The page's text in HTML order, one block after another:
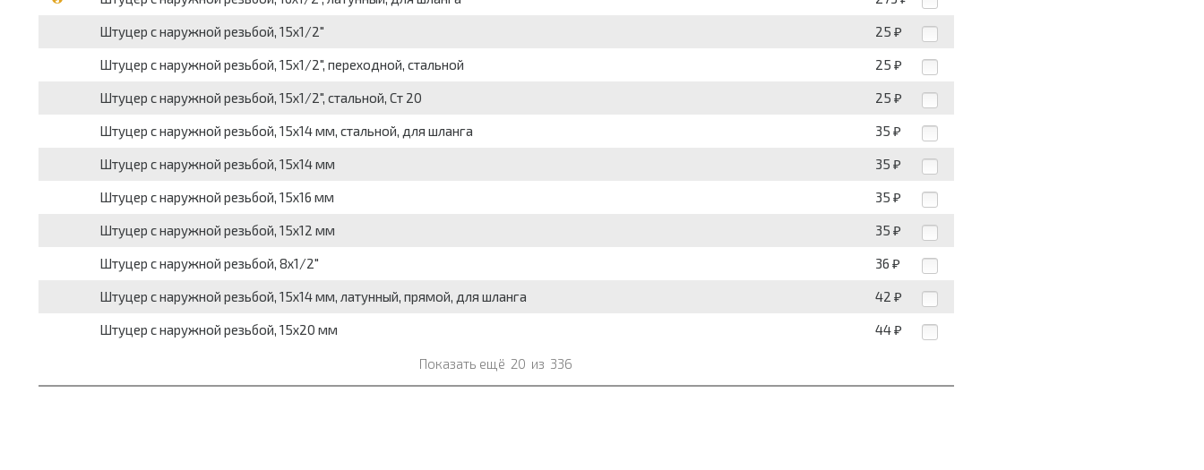
Штуцер с наружной резьбой, 15х1/2" 25 ₽
Штуцер с наружной резьбой, 15х1/2", переходной, стальной 25 ₽
Штуцер с наружной резьбой, 15х1/2", стальной, Ст 20 25 ₽
Штуцер с наружной резьбой, 15х14 мм, стальной, для шланга 35 ₽
Штуцер с наружной резьбой, 15х14 мм 35 ₽
Штуцер с наружной резьбой, 15х16 мм 35 ₽
Штуцер с наружной резьбой, 15х12 мм 35 ₽
Штуцер с наружной резьбой, 8х1/2" 36 ₽
Штуцер с наружной резьбой, 15х14 мм, латунный, прямой, для шланга 42 ₽
Штуцер с наружной резьбой, 15х20 мм 44 ₽
Показать ещё 20 из 336